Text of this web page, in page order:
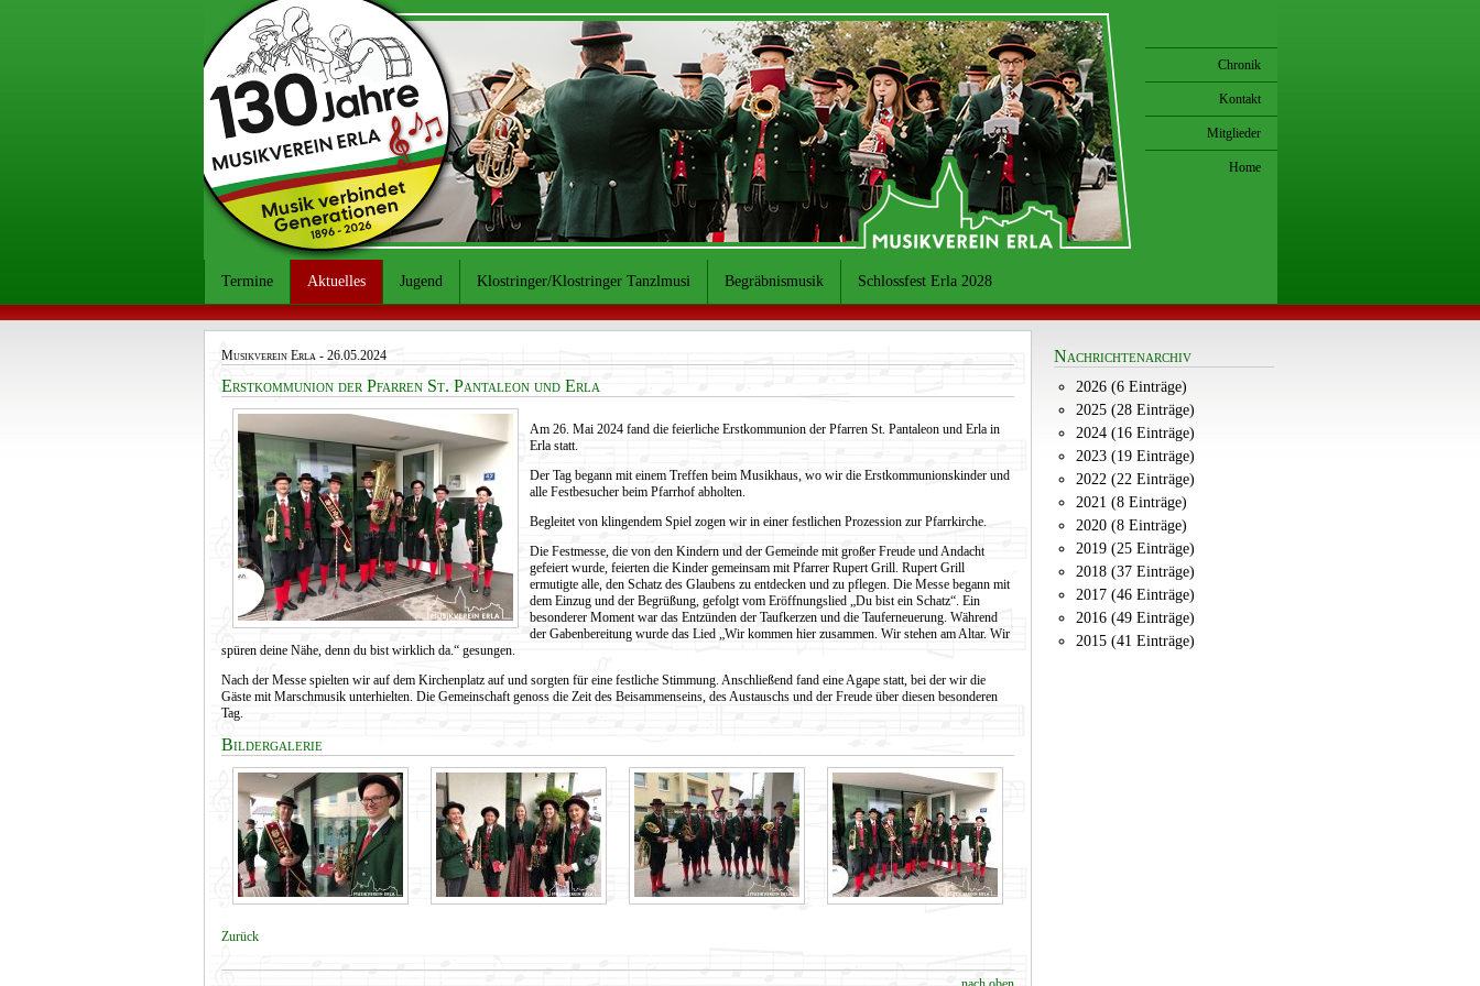
Chronik
Kontakt
Mitglieder
Home
Termine Aktuelles Jugend Klostringer/Klostringer Tanzlmusi Begräbnismusik Schlossfest Erla 2028
Musikverein Erla- 26.05.2024
Erstkommunion der Pfarren St. Pantaleon und Erla
Am 26. Mai 2024 fand die feierliche Erstkommunion der Pfarren St. Pantaleon und Erla in
Erla statt.
Der Tag begann mit einem Treffen beim Musikhaus, wo wir die Erstkommunionskinder und
alle Festbesucher beim Pfarrhof abholten.
Begleitet von klingendem Spiel zogen wir in einer festlichen Prozession zur Pfarrkirche.
Die Festmesse, die von den Kindern und der Gemeinde mit großer Freude und Andacht
gefeiert wurde, feierten die Kinder gemeinsam mit Pfarrer Rupert Grill. Rupert Grill
ermutigte alle, den Schatz des Glaubens zu entdecken und zu pflegen. Die Messe begann mit
dem Einzug und der Begrüßung, gefolgt vom Eröffnungslied „Du bist ein Schatz“. Ein
besonderer Moment war das Entzünden der Taufkerzen und die Tauferneuerung. Während
der Gabenbereitung wurde das Lied „Wir kommen hier zusammen. Wir stehen am Altar. Wir
spüren deine Nähe, denn du bist wirklich da.“ gesungen.
Nach der Messe spielten wir auf dem Kirchenplatz auf und sorgten für eine festliche Stimmung. Anschließend fand eine Agape statt, bei der wir die
Gäste mit Marschmusik unterhielten. Die Gemeinschaft genoss die Zeit des Beisammenseins, des Austauschs und der Freude über diesen besonderen
Tag.
Bildergalerie
Zurück
Nachrichtenarchiv
2026 (6 Einträge)
2025 (28 Einträge)
2024 (16 Einträge)
2023 (19 Einträge)
2022 (22 Einträge)
2021 (8 Einträge)
2020 (8 Einträge)
2019 (25 Einträge)
2018 (37 Einträge)
2017 (46 Einträge)
2016 (49 Einträge)
2015 (41 Einträge)